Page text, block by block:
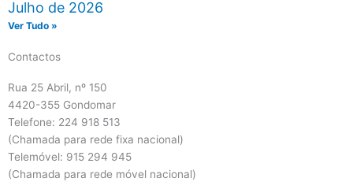
Julho de 2026
Ver Tudo »
Contactos
Rua 25 Abril, nº 150
4420-355 Gondomar
Telefone: 224 918 513
(Chamada para rede fixa nacional)
Telemóvel: 915 294 945
(Chamada para rede móvel nacional)